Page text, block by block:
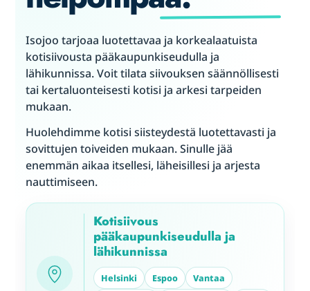
Isojoo tarjoaa luotettavaa ja korkealaatuista
kotisiivousta pääkaupunkiseudulla ja
lähikunnissa. Voit tilata siivouksen säännöllisesti
tai kertaluonteisesti kotisi ja arkesi tarpeiden
mukaan.
Huolehdimme kotisi siisteydestä luotettavasti ja
sovittujen toiveiden mukaan. Sinulle jää
enemmän aikaa itsellesi, läheisillesi ja arjesta
nauttimiseen.
Kotisiivous
pääkaupunkiseudulla ja
lähikunnissa
Helsinki Espoo
Vantaa